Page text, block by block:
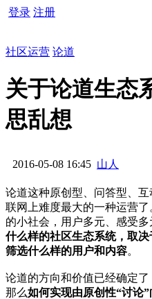
登录 注册
社区运营 论道
关于论道生态
思乱想
2016-05-08 16:45 山人
论道这种原创型、问答型、
联网上难度最大的一种运营
的小社会，用户多元、感受多
什么样的社区生态系统，取
筛选什么样的用户和内容。
论道的方向和价值已经确定
那么如何实现由原创性“讨论